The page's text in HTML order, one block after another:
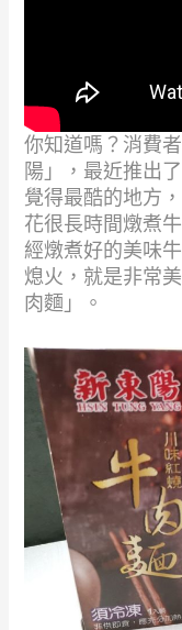
你知道嗎？消費
陽」，最近推出
覺得最酷的地方
花很長時間燉煮
經燉煮好的美味
熄火，就是非常
肉麵」。